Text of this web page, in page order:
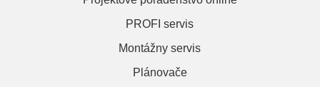
PROFI servis
Montážny servis
Plánovače